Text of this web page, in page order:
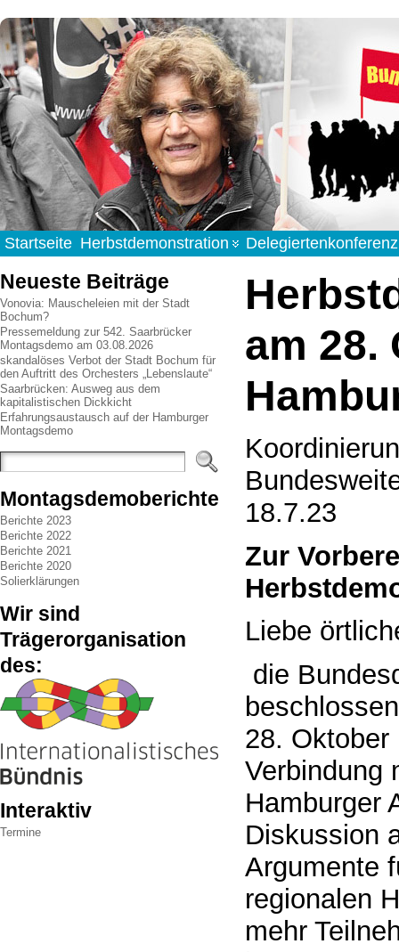
Startseite Herbstdemonstration Delegiertenkonferenz
Neueste Beiträge
Vonovia: Mauscheleien mit der Stadt
Bochum?
Pressemeldung zur 542. Saarbrücker
Montagsdemo am 03.08.2026
skandalöses Verbot der Stadt Bochum für
den Auftritt des Orchesters „Lebenslaute“
Saarbrücken: Ausweg aus dem
kapitalistischen Dickkicht
Erfahrungsaustausch auf der Hamburger
Montagsdemo
Montagsdemoberichte
Berichte 2023
Berichte 2022
Berichte 2021
Berichte 2020
Solierklärungen
Wir sind
Trägerorganisation
des:
Interaktiv
Termine
am 28.
18.7.23
Zur
Liebe
die
28. Oktober
Verbindung
Hamburger
Diskussion
Argumente
regionalen
mehr